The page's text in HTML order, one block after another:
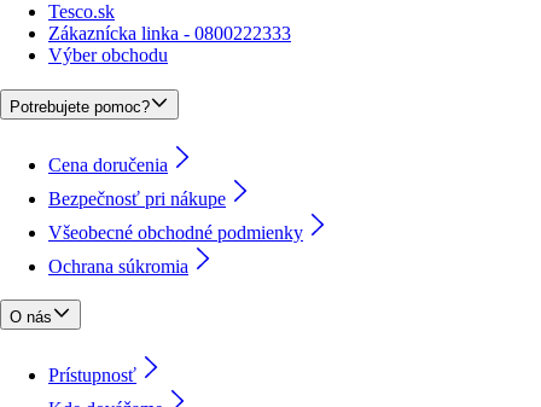
Tesco.sk
Zákaznícka linka - 0800222333
Výber obchodu
Potrebujete pomoc?
Cena doručenia
Bezpečnosť pri nákupe
Všeobecné obchodné podmienky
Ochrana súkromia
O nás
Prístupnosť